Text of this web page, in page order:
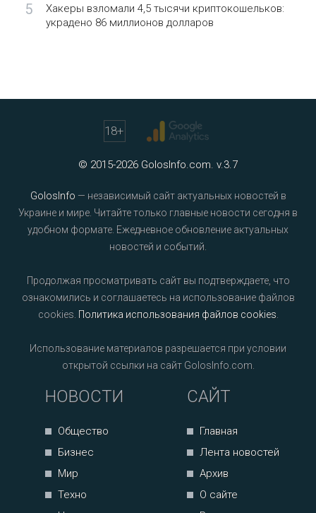
5
Хакеры взломали 4,5 тысячи криптокошельков:
украдено 86 миллионов долларов
18+
© 2015-2026 GolosInfo.com. v.3.7
GolosInfo — независимый сайт актуальных новостей в
Украине и мире. Читайте только главные новости сегодня в
удобном формате. Ежедневное обновление актуальных
новостей и событий.
Продолжая просматривать сайт вы подтверждаете, что
ознакомились и соглашаетесь на использование файлов
cookies. Политика использования файлов cookies
Использование материалов разрешается при условии
открытой ссылки на сайт GolosInfo.com.
НОВОСТИ
Общество
Бизнес
Мир
Техно
САЙТ
Главная
Лента новостей
Архив
О сайте